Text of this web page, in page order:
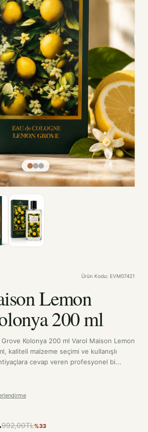
Ürün Kodu: EVM07421
Lemon
200 ml
Kolonya 200 ml Varol Maison Lemon
kaliteli malzeme seçimi ve kullanışlı
cevap veren profesyonel bi...
992,00TL%33